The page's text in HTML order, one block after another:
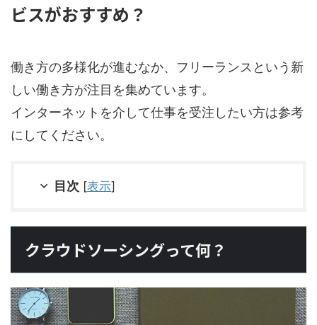
ビスがおすすめ？
働き方の多様化が進むなか、フリーランスという新
しい働き方が注目を集めています。
インターネットを介して仕事を受注したい方は参考
にしてください。
目次 [表示]
クラウドソーシングって何？